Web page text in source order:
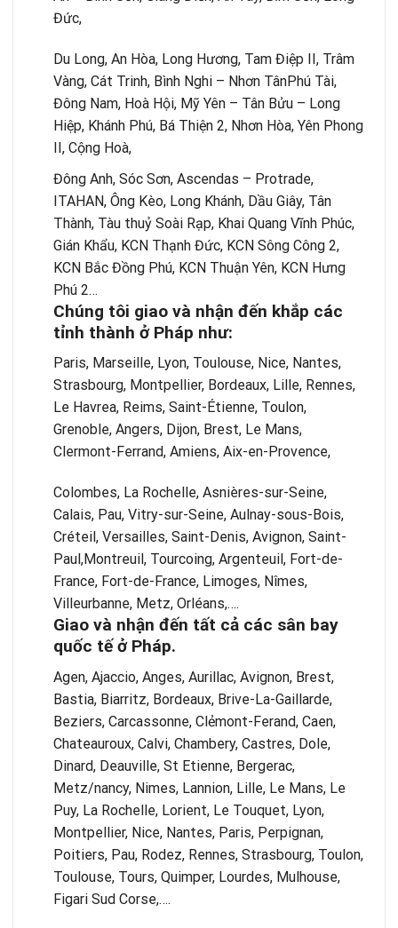
Đức,
Du Long, An Hòa, Long Hương, Tam Điệp II, Trâm
Vàng, Cát Trinh, Bình Nghi – Nhơn TânPhú Tài,
Đông Nam, Hoà Hội, Mỹ Yên – Tân Bửu – Long
Hiệp, Khánh Phú, Bá Thiện 2, Nhơn Hòa, Yên Phong
II, Cộng Hoà,
Đông Anh, Sóc Sơn, Ascendas – Protrade,
ITAHAN, Ông Kèo, Long Khánh, Dầu Giây, Tân
Thành, Tàu thuỷ Soài Rạp, Khai Quang Vĩnh Phúc,
Gián Khẩu, KCN Thạnh Đức, KCN Sông Công 2,
KCN Bắc Đồng Phú, KCN Thuận Yên, KCN Hưng
Phú 2…
Chúng tôi giao và nhận đến khắp các
tỉnh thành ở Pháp như:
Paris, Marseille, Lyon, Toulouse, Nice, Nantes,
Strasbourg, Montpellier, Bordeaux, Lille, Rennes,
Le Havrea, Reims, Saint-Étienne, Toulon,
Grenoble, Angers, Dijon, Brest, Le Mans,
Clermont-Ferrand, Amiens, Aix-en-Provence,
Colombes, La Rochelle, Asnières-sur-Seine,
Calais, Pau, Vitry-sur-Seine, Aulnay-sous-Bois,
Créteil, Versailles, Saint-Denis, Avignon, Saint-
Paul,Montreuil, Tourcoing, Argenteuil, Fort-de-
France, Fort-de-France, Limoges, Nîmes,
Villeurbanne, Metz, Orléans,….
Giao và nhận đến tất cả các sân bay
quốc tế ở Pháp.
Agen, Ajaccio, Anges, Aurillac, Avignon, Brest,
Bastia, Biarritz, Bordeaux, Brive-La-Gaillarde,
Beziers, Carcassonne, Clẻmont-Ferand, Caen,
Chateauroux, Calvi, Chambery, Castres, Dole,
Dinard, Deauville, St Etienne, Bergerac,
Metz/nancy, Nimes, Lannion, Lille, Le Mans, Le
Puy, La Rochelle, Lorient, Le Touquet, Lyon,
Montpellier, Nice, Nantes, Paris, Perpignan,
Poitiers, Pau, Rodez, Rennes, Strasbourg, Toulon,
Toulouse, Tours, Quimper, Lourdes, Mulhouse,
Figari Sud Corse,….